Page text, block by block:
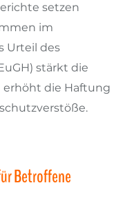
setzen
im
Urteil des
stärkt die
erhöht die Haftung
Betroffene